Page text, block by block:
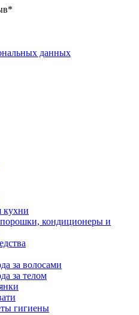
*
данных
кухни
кондиционеры и
за волосами
за телом
гигиены